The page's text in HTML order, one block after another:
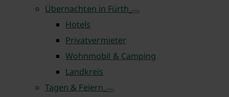
Übernachten in Fürth
Hotels
Privatvermieter
Wohnmobil & Camping
Landkreis
Tagen & Feiern